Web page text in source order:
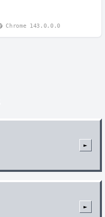
Chrome 143.0.0.0
►
►